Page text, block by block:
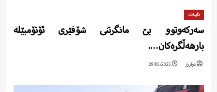
تایبەت
سەرکەوتوو بێ مانگرتنی شۆفێری ئۆتۆمبێلە
بارهەڵگرەکان….
دواڕۆژ 29/05/2025